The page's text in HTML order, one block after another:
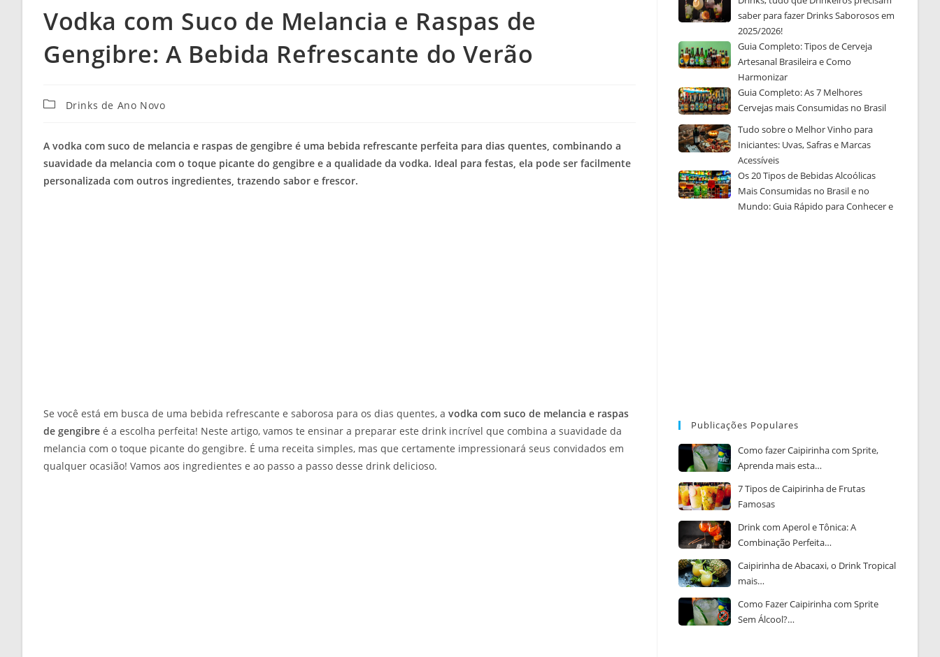
Vodka com Suco de Melancia e Raspas de
Gengibre: A Bebida Refrescante do Verão
CategoriaDrinks de Ano Novo
A vodka com suco de melancia e raspas de gengibre é uma bebida refrescante perfeita para dias quentes, combinando a
suavidade da melancia com o toque picante do gengibre e a qualidade da vodka. Ideal para festas, ela pode ser facilmente
personalizada com outros ingredientes, trazendo sabor e frescor.
Se você está em busca de uma bebida refrescante e saborosa para os dias quentes, a vodka com suco de melancia e raspas
de gengibre é a escolha perfeita! Neste artigo, vamos te ensinar a preparar este drink incrível que combina a suavidade da
melancia com o toque picante do gengibre. É uma receita simples, mas que certamente impressionará seus convidados em
qualquer ocasião! Vamos aos ingredientes e ao passo a passo desse drink delicioso.
saber para fazer Drinks Saborosos em
2025/2026!
Guia Completo: Tipos de Cerveja
Artesanal Brasileira e Como
Harmonizar
Guia Completo: As 7 Melhores
Cervejas mais Consumidas no Brasil
Tudo sobre o Melhor Vinho para
Iniciantes: Uvas, Safras e Marcas
Acessíveis
Os 20 Tipos de Bebidas Alcoólicas
Mais Consumidas no Brasil e no
Mundo: Guia Rápido para Conhecer e
Publicações Populares
Como fazer Caipirinha com Sprite,
Aprenda mais esta…
7 Tipos de Caipirinha de Frutas
Famosas
Drink com Aperol e Tônica: A
Combinação Perfeita…
Caipirinha de Abacaxi, o Drink Tropical
mais…
Como Fazer Caipirinha com Sprite
Sem Álcool?…